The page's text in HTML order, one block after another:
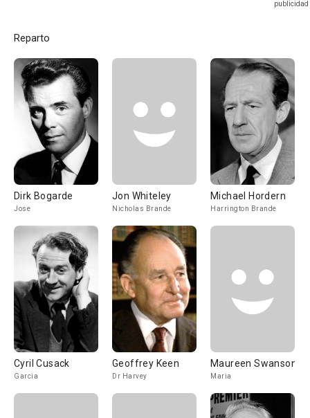
Reparto
Dirk Bogarde
Jose
Jon Whiteley
Nicholas Brande
Michael Hordern
Harrington Brande
Cyril Cusack
Garcia
Geoffrey Keen
Dr Harvey
Maureen Swanson
Maria